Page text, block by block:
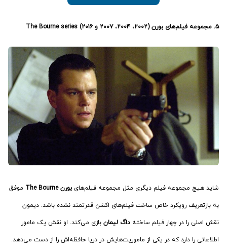
۵. مجموعه فیلم‌های بورن (۲۰۰۲، ۲۰۰۴، ۲۰۰۷ و ۲۰۱۶) The Bourne series
شاید هیچ مجموعه فیلم دیگری مثل مجموعه فیلم‌های بورن The Bourne موفق
به بازتعریف رویکرد خاص ساخت فیلم‌های اکشن قدرتمند نشده باشد. دیمون
نقش اصلی را در چهار فیلم ساخته داگ لیمان بازی می‌کند. او نقش یک مامور
اطلاعاتی را دارد که در یکی از ماموریت‌هایش در دریا حافظه‌اش را از دست می‌دهد.